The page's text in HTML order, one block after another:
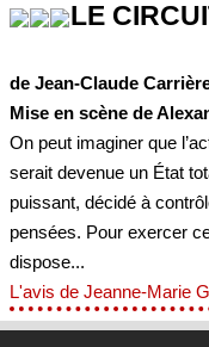
LE
de Jean-Claude
Mise en scène de
On peut imaginer que
serait devenue un État
puissant, décidé à
pensées. Pour exercer
dispose...
L'avis de Jeanne-Marie